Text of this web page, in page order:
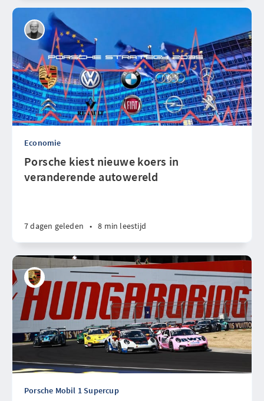
Economie
Porsche kiest nieuwe koers in
veranderende autowereld
7 dagen geleden • 8 min leestijd
Porsche Mobil 1 Supercup